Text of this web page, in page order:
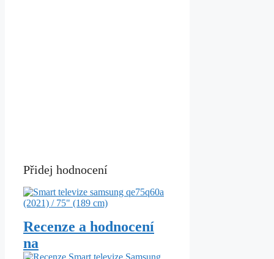
Přidej hodnocení
Recenze a hodnocení
na